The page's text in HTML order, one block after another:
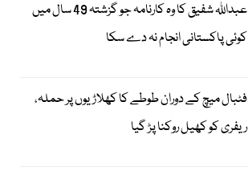
عبداللہ شفیق کا وہ کارنامہ جو گزشتہ 49 سال میں
کوئی پاکستانی انجام نہ دے سکا
فٹبال میچ کے دوران طوطے کا کھلاڑیوں پر حملہ،
ریفری کو کھیل روکنا پڑ گیا